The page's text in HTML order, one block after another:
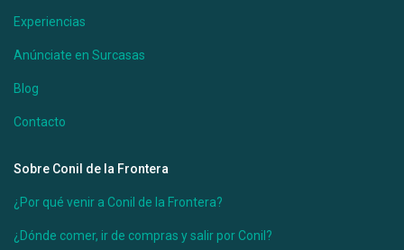
Experiencias
Anúnciate en Surcasas
Blog
Contacto
Sobre Conil de la Frontera
¿Por qué venir a Conil de la Frontera?
¿Dónde comer, ir de compras y salir por Conil?